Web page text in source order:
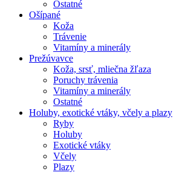
Ostatné
Ošípané
Koža
Trávenie
Vitamíny a minerály
Prežúvavce
Koža, srsť, mliečna žľaza
Poruchy trávenia
Vitamíny a minerály
Ostatné
Holuby, exotické vtáky, včely a plazy
Ryby
Holuby
Exotické vtáky
Včely
Plazy